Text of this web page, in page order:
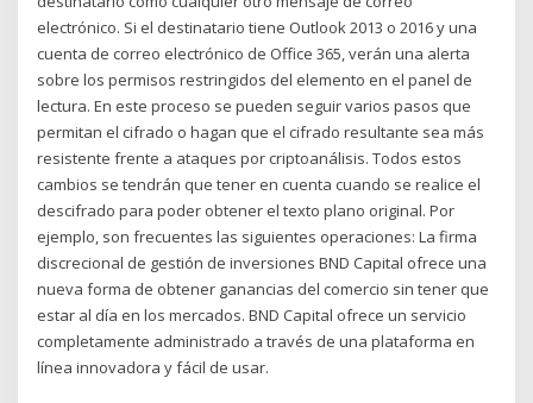
electrónico. Si el destinatario tiene Outlook 2013 o 2016 y una
cuenta de correo electrónico de Office 365, verán una alerta
sobre los permisos restringidos del elemento en el panel de
lectura. En este proceso se pueden seguir varios pasos que
permitan el cifrado o hagan que el cifrado resultante sea más
resistente frente a ataques por criptoanálisis. Todos estos
cambios se tendrán que tener en cuenta cuando se realice el
descifrado para poder obtener el texto plano original. Por
ejemplo, son frecuentes las siguientes operaciones: La firma
discrecional de gestión de inversiones BND Capital ofrece una
nueva forma de obtener ganancias del comercio sin tener que
estar al día en los mercados. BND Capital ofrece un servicio
completamente administrado a través de una plataforma en
línea innovadora y fácil de usar.